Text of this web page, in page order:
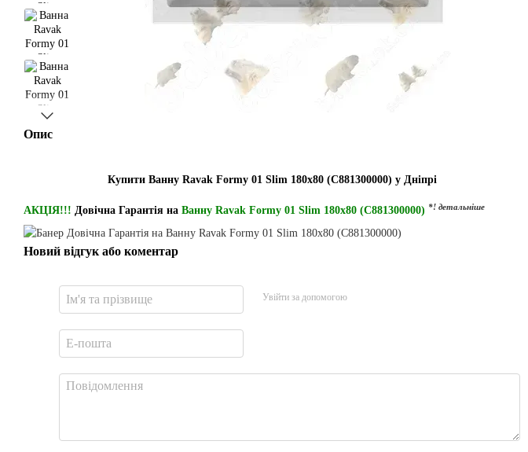
Опис
Купити Ванну Ravak Formy 01 Slim 180x80 (C881300000) у Дніпрі
АКЦІЯ!!! Довічна Гарантія на Ванну Ravak Formy 01 Slim 180x80 (C881300000) *! детальніше
Новий відгук або коментар
Увійти за допомогою